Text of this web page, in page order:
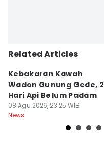
Related Articles
Kebakaran Kawah
Wadon Gunung Gede, 2
Hari Api Belum Padam
08 Agu 2026, 23:25 WIB
News